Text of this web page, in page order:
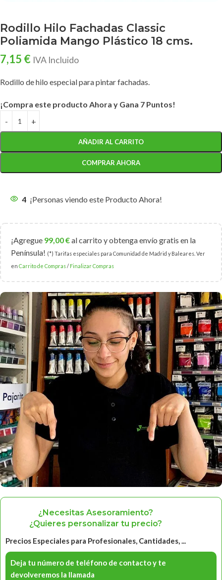
Rodillo Hilo Fachadas Classic
Poliamida Mango Plástico 18 cms.
7,15 € IVA Incluido
Rodillo de hilo especial para pintar fachadas.
¡Compra este producto Ahora y Gana 7 Puntos!
AÑADIR AL CARRITO
COMPRAR AHORA
4 ¡Personas viendo este Producto Ahora!
¡Agregue 99,00€al carrito y obtenga envío gratis en la
Península! (*) Tarifas especiales para Comunidad de Madrid y Baleares. Ver
en Carrito de Compras/ Finalizar Compras
¿Necesitas Asesoramiento?
¿Quieres personalizar tu precio?
Precios Especiales para Profesionales, Cantidades, ...
Deja tu número de teléfono de contacto y te
devolveremos la llamada